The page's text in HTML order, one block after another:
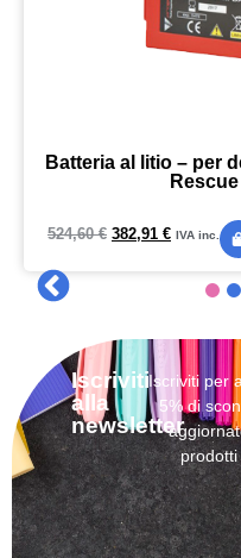
Batteria al litio – per
524,60€ 382,91 € IVA inc.
Iscriviti
alla
newsletter
Iscriviti per
5% di
prodotti